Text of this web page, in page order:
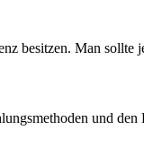
besitzen. Man sollte
und